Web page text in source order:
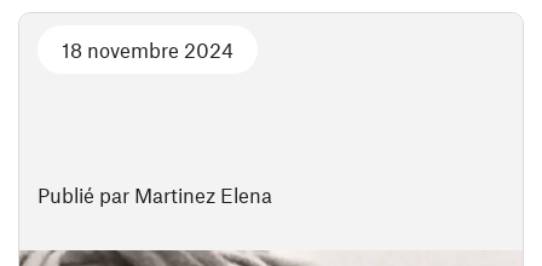
Publié par Martinez Elena
18 novembre 2024